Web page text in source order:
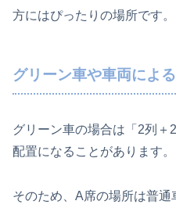
方にはぴったりの場所です。
グリーン車や車両によ
グリーン車の場合は「2列
配置になることがあります。
そのため、A席の場所は普通